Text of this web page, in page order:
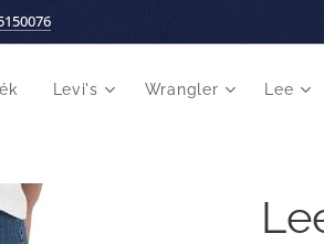
Levi's Wrangler Lee